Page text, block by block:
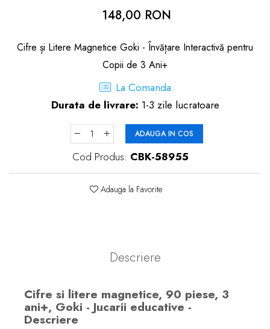
Igiena copii
148,00 RON
Cifre și Litere Magnetice Goki - Învățare Interactivă pentru
Copii de 3 Ani+
La Comanda
Durata de livrare: 1-3 zile lucratoare
ADAUGA IN COS
Cod Produs: CBK-58955
Adauga la Favorite
Descriere
Cifre si litere magnetice, 90 piese, 3
ani+, Goki - Jucarii educative -
Descriere